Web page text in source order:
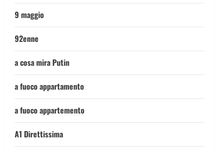
9 maggio
92enne
a cosa mira Putin
a fuoco appartamento
a fuoco appartemento
A1 Direttissima